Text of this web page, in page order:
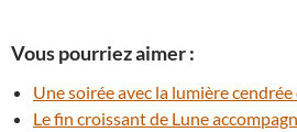
Vous pourriez aimer :
Une soirée avec la lumière
Le fin croissant de Lune